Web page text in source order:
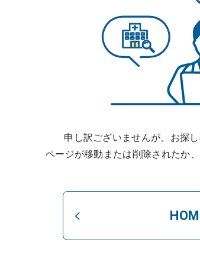
申し訳ございませんが、お探
ページが移動または削除されたか